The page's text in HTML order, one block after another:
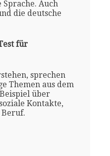
Auch
die deutsche
für
sprechen
Themen aus dem
über
Kontakte,